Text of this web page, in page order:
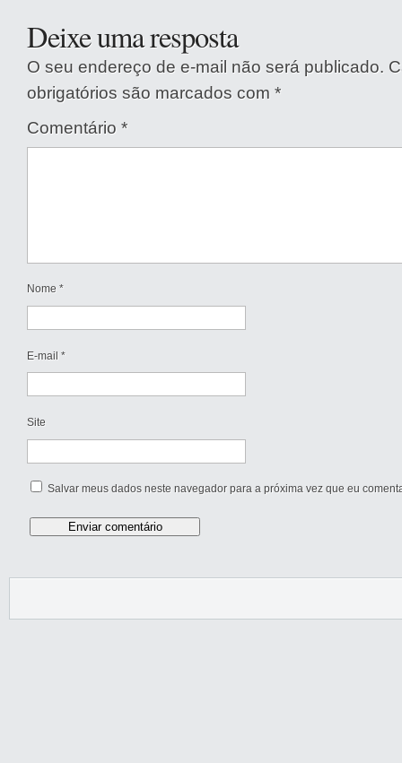
Deixe uma resposta
O seu endereço de e-mail não será publicado.
obrigatórios são marcados com *
Comentário *
Nome *
E-mail *
Site
Salvar meus dados neste navegador para a próxima vez que eu